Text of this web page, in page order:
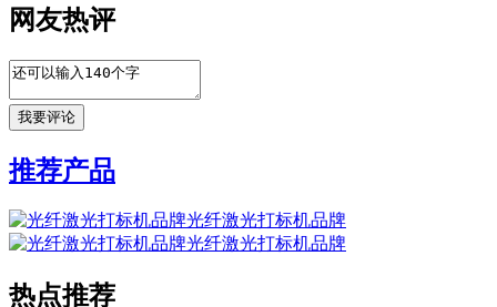
网友热评
推荐产品
光纤激光打标机品牌
光纤激光打标机品牌
热点推荐